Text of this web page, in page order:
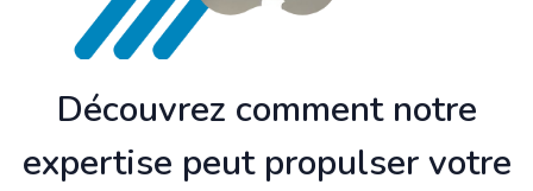
Découvrez comment notre
expertise peut propulser votre